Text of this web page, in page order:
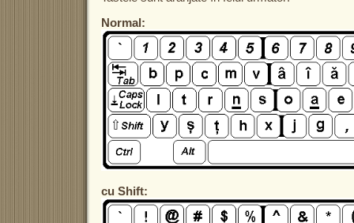
Normal:
cu Shift: